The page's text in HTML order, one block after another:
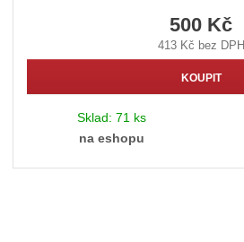
500 Kč
413 Kč bez DPH
KOUPIT
Sklad: 71 ks
na eshopu